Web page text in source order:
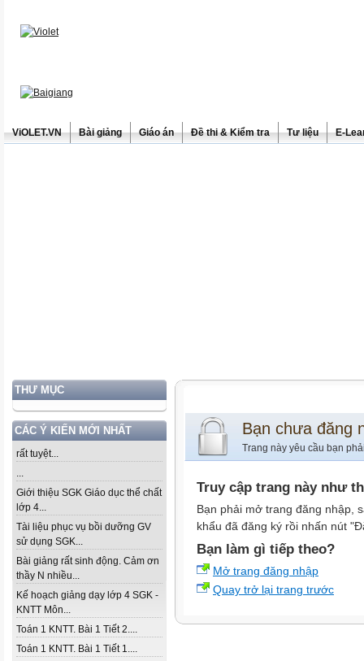
ViOLET.VN Bài giảng Giáo án Đề thi & Kiểm tra Tư liệu E-
THƯ MỤC
CÁC Ý KIẾN MỚI NHẤT
rất tuyệt...
...
Giới thiệu SGK Giáo dục thể chất
lớp 4...
Tài liệu phục vụ bồi dưỡng GV
sử dụng SGK...
Bài giảng rất sinh động. Cảm ơn
thầy N nhiều...
Kế hoạch giảng dạy lớp 4 SGK -
KNTT Môn...
Toán 1 KNTT. Bài 1 Tiết 2....
Toán 1 KNTT. Bài 1 Tiết 1....
Bạn chưa đăng
Trang này yêu cầu bạn
Truy cập trang này như
Bạn phải mở trang đăng nhập,
khẩu đã đăng ký rồi nhấn nút
Bạn làm gì tiếp theo?
Mở trang đăng nhập
Quay trở lại trang trước